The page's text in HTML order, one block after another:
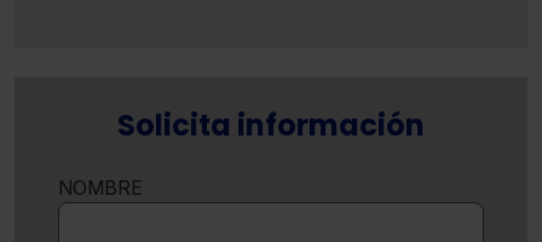
Solicita información
NOMBRE